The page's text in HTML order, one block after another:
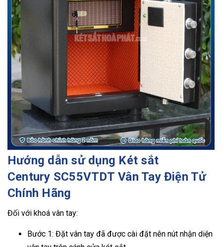
Hướng dẫn sử dụng Két sắt
Century SC55VTDT Vân Tay Điện Tử
Chính Hãng
Đối với khoá vân tay:
Bước 1: Đặt vân tay đã được cài đặt nên nút nhận diện